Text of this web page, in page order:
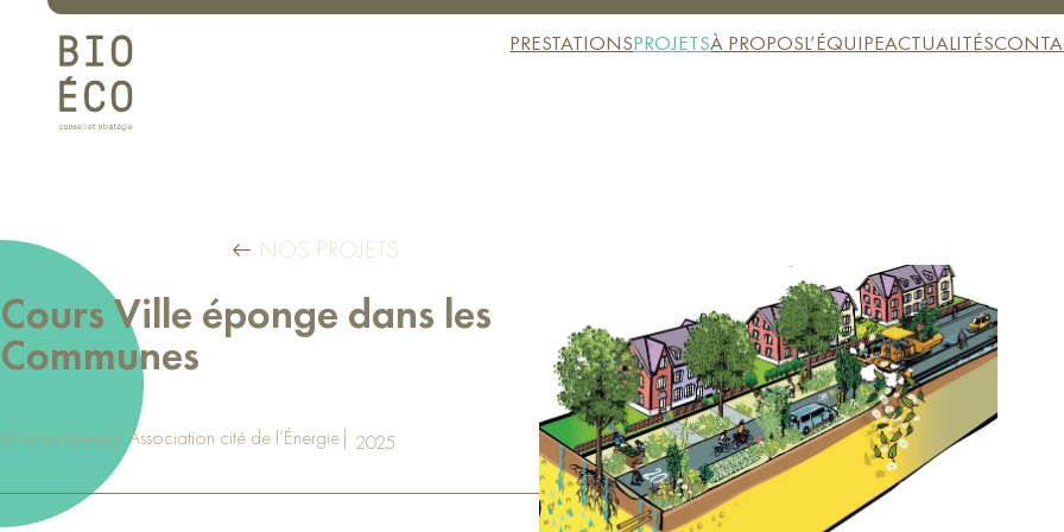
Panneau de gestion des cookies
contenu
PRESTATIONSPROJETSÀ PROPOSL’ÉQUIPEACTUALITÉS
NOS PROJETS
Cours Ville éponge dans les
Communes
Mise en réseau Association cité de l’Énergie 2025